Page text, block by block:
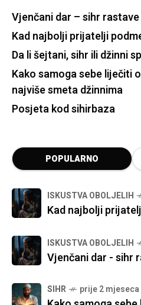
Vjenčani dar – sihr rastave
Kad najbolji prijatelji
Da li šejtani, sihr ili džinni
Kako samoga sebe liječiti
najviše smeta džinnima
Posjeta kod sihirbaza
POPULARNO
ISKUSTVA OBOLJELIH
Kad najbolji
ISKUSTVA OBOLJELIH
Vjenčani dar - sihr
SIHR prije 2 mjeseca